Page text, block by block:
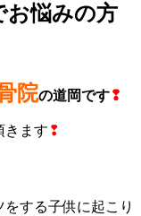
お悩みの方
院の道岡です❢
きます ❢
する子供に起こり